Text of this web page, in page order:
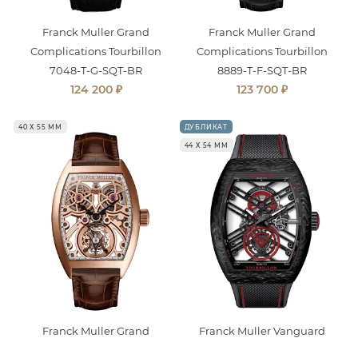
Franck Muller Grand
Complications Tourbillon
7048-T-G-SQT-BR
124 200 ₽
Franck Muller Grand
Complications Tourbillon
8889-T-F-SQT-BR
123 700 ₽
40 Х 55 ММ
Franck Muller Grand
ДУБЛИКАТ
44 Х 54 ММ
Franck Muller Vanguard